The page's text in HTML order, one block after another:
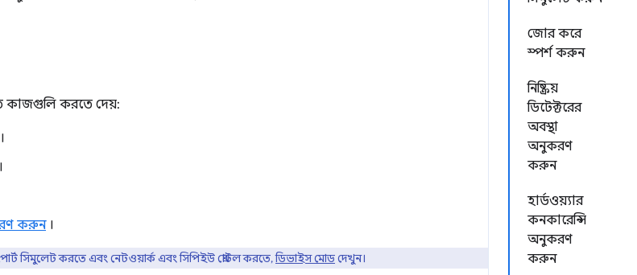
জোর করে
স্পর্শ করুন
নিষ্ক্রিয়
ডিটেক্টরের
অবস্থা
অনুকরণ
করুন
হার্ডওয়্যার
কনকারেন্সি
অনুকরণ
করুন
কাজগুলি করতে দেয়:
করুন।
সিমুলেট করতে এবং নেটওয়ার্ক এবং সিপিইউ থ্রোটল করতে,ডিভাইস মোডদেখুন।